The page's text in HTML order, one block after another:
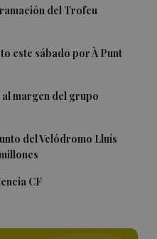
del Trofeu
este sábado por À Punt
margen del grupo
del Velódromo Lluís
CF